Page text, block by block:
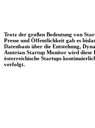
Trotz der großen Bedeutung von
Presse und Öffentlichkeit gab es
Datenbasis über die Entstehung,
Austrian Startup Monitor wird diese
österreichische Startups
verfolgt.